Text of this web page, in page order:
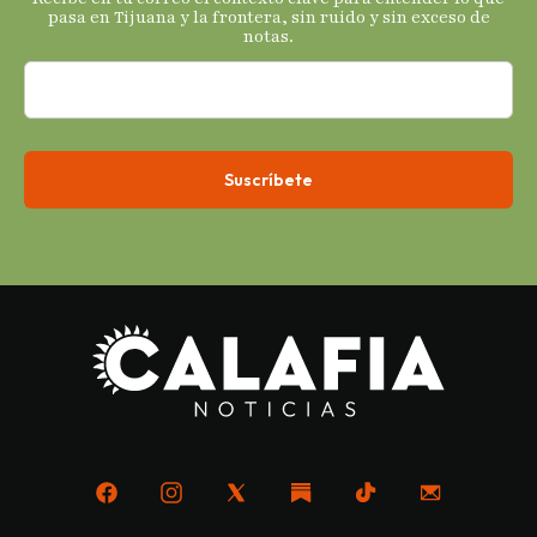
económicos.
pasa en Tijuana y la frontera, sin ruido y sin exceso de
notas.